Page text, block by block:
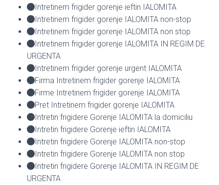
Intretinem frigider gorenje ieftin IALOMITA
Intretinem frigider gorenje IALOMITA non-stop
Intretinem frigider gorenje IALOMITA non stop
Intretinem frigider gorenje IALOMITA IN REGIM DE
URGENTA
Intretinem frigider gorenje urgent IALOMITA
Firma Intretinem frigider gorenje IALOMITA
Firme Intretinem frigider gorenje IALOMITA
Pret Intretinem frigider gorenje IALOMITA
Intretin frigidere Gorenje IALOMITA la domiciliu
Intretin frigidere Gorenje ieftin IALOMITA
Intretin frigidere Gorenje IALOMITA non-stop
Intretin frigidere Gorenje IALOMITA non stop
Intretin frigidere Gorenje IALOMITA IN REGIM DE
URGENTA